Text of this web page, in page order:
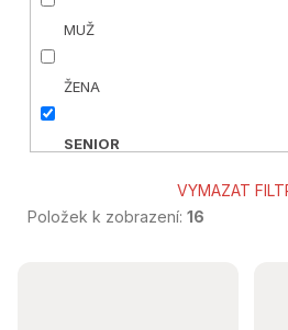
MUŽ
ŽENA
SENIOR
VYMAZAT
Položek k zobrazení: 16